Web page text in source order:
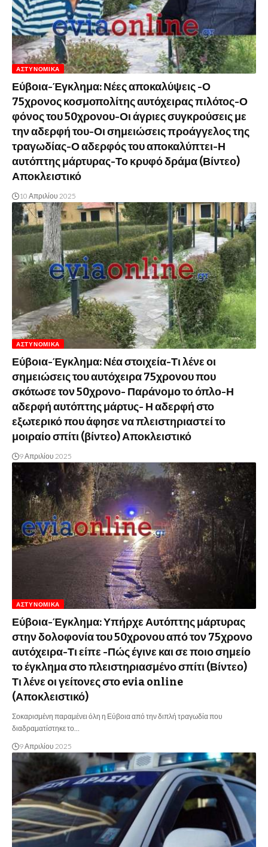
ΑΣΤΥΝΟΜΙΚΆ
Εύβοια-Έγκλημα: Νέες αποκαλύψεις -Ο
75χρονος κοσμοπολίτης αυτόχειρας πιλότος-Ο
φόνος του 50χρονου-Οι άγριες συγκρούσεις με
την αδερφή του-Οι σημειώσεις προάγγελος της
τραγωδίας-Ο αδερφός του αποκαλύπτει-Η
αυτόπτης μάρτυρας-Το κρυφό δράμα (Βίντεο)
Αποκλειστικό
10 Απριλίου 2025
ΑΣΤΥΝΟΜΙΚΆ
Εύβοια-Έγκλημα: Νέα στοιχεία-Τι λένε οι
σημειώσεις του αυτόχειρα 75χρονου που
σκότωσε τον 50χρονο- Παράνομο το όπλο-Η
αδερφή αυτόπτης μάρτυς- Η αδερφή στο
εξωτερικό που άφησε να πλειστηριαστεί το
μοιραίο σπίτι (βίντεο) Αποκλειστικό
9 Απριλίου 2025
ΑΣΤΥΝΟΜΙΚΆ
Εύβοια-Έγκλημα: Υπήρχε Αυτόπτης μάρτυρας
στην δολοφονία του 50χρονου από τον 75χρονο
αυτόχειρα-Τι είπε -Πώς έγινε και σε ποιο σημείο
το έγκλημα στο πλειστηριασμένο σπίτι (Βίντεο)
Τι λένε οι γείτονες στο evia online
(Αποκλειστικό)
Σοκαρισμένη παραμένει όλη η Εύβοια από την διπλή τραγωδία που
διαδραματίστηκε το…
9 Απριλίου 2025